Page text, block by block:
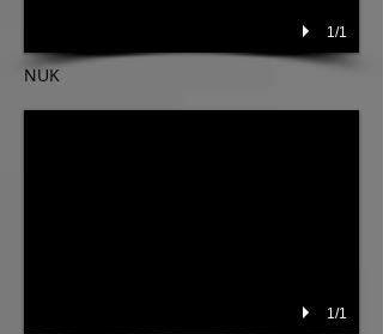
​NUK
1/1
1/1